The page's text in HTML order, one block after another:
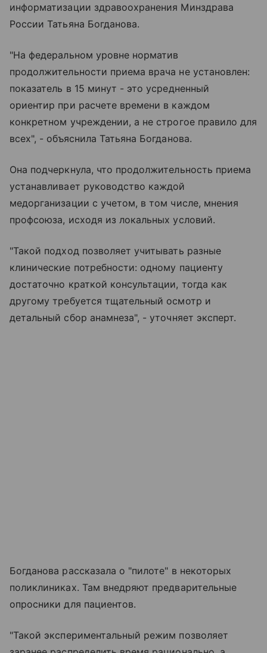
информатизации здравоохранения Минздрава
России Татьяна Богданова.
"На федеральном уровне норматив
продолжительности приема врача не установлен:
показатель в 15 минут - это усредненный
ориентир при расчете времени в каждом
конкретном учреждении, а не строгое правило для
всех", - объяснила Татьяна Богданова.
Она подчеркнула, что продолжительность приема
устанавливает руководство каждой
медорганизации с учетом, в том числе, мнения
профсоюза, исходя из локальных условий.
"Такой подход позволяет учитывать разные
клинические потребности: одному пациенту
достаточно краткой консультации, тогда как
другому требуется тщательный осмотр и
детальный сбор анамнеза", - уточняет эксперт.
Богданова рассказала о "пилоте" в некоторых
поликлиниках. Там внедряют предварительные
опросники для пациентов.
"Такой экспериментальный режим позволяет